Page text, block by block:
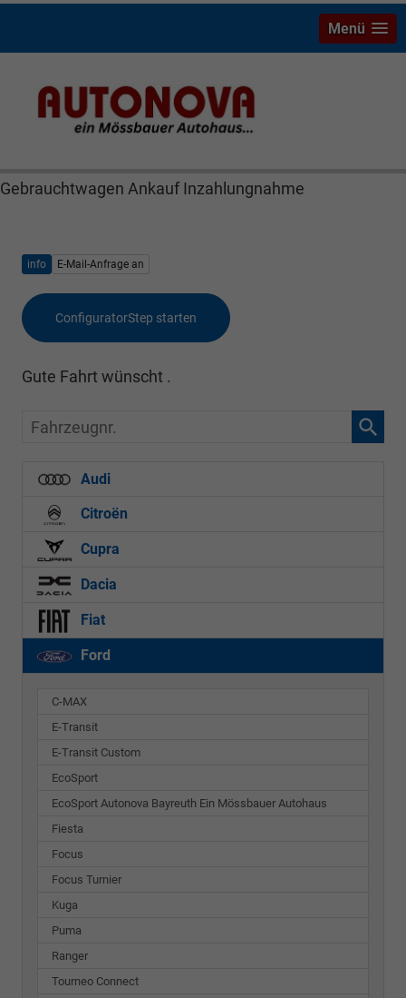
Ford Transit Custom Mössbauer Autonova Bayreuth
MGS Stock Wunsiedel Wiesau Marktredwitz Autohaus
Gebrauchtwagen Ankauf Inzahlungnahme
Menü
info E-Mail-Anfrage an
ConfiguratorStep starten
Gute Fahrt wünscht .
Fahrzeugnr.
Audi
Citroën
Cupra
Dacia
Fiat
Ford
C-MAX
E-Transit
E-Transit Custom
EcoSport
EcoSport Autonova Bayreuth Ein Mössbauer Autohaus
Fiesta
Focus
Focus Turnier
Kuga
Puma
Ranger
Tourneo Connect